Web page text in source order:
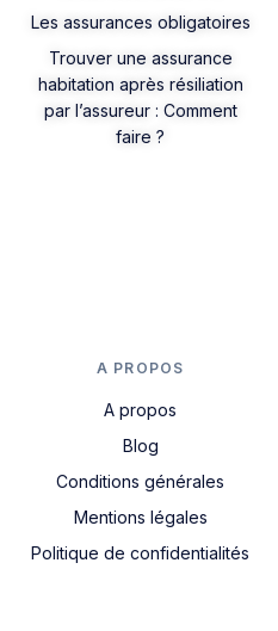
Les assurances obligatoires
Trouver une assurance
habitation après résiliation
par l’assureur : Comment
faire ?
A PROPOS
A propos
Blog
Conditions générales
Mentions légales
Politique de confidentialités